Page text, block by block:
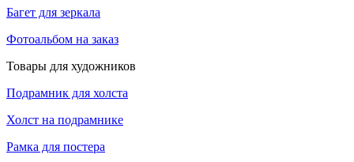
Багет для зеркала
Фотоальбом на заказ
Товары для художников
Подрамник для холста
Холст на подрамнике
Рамка для постера